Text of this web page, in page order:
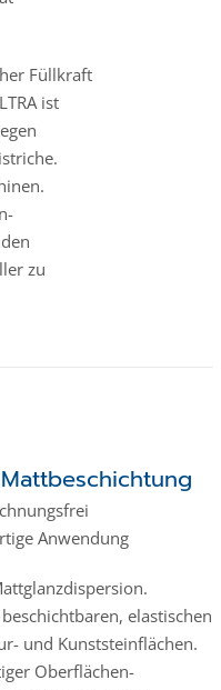
Füllkraft
ist
zu
Anwendung
elastischen
und Kunststeinflächen.
Oberflächen-